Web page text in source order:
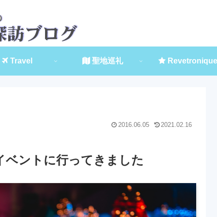
Travel 聖地巡礼 Revetronique
ントに行ってきました
2016.06.05 2021.02.16